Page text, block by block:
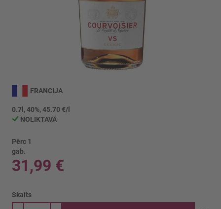
galerijas
sākumu
FRANCIJA
0.7l, 40%, 45.70 €/l
NOLIKTAVĀ
Pērc 1
gab.
31,99 €
Skaits